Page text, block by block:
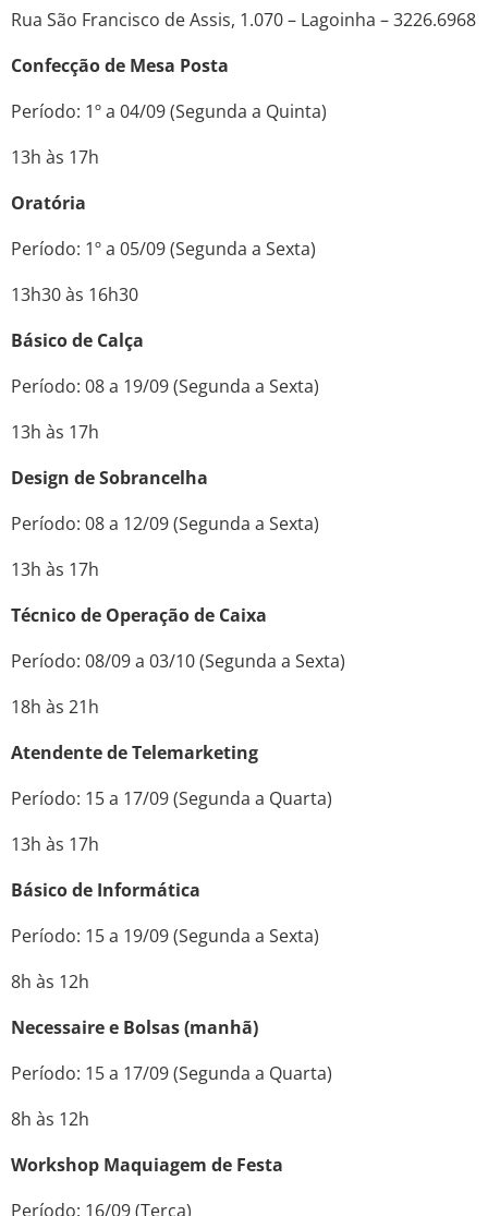
Rua São Francisco de Assis, 1.070 – Lagoinha – 3226.6968
Confecção de Mesa Posta
Período: 1º a 04/09 (Segunda a Quinta)
13h às 17h
Oratória
Período: 1º a 05/09 (Segunda a Sexta)
13h30 às 16h30
Básico de Calça
Período: 08 a 19/09 (Segunda a Sexta)
13h às 17h
Design de Sobrancelha
Período: 08 a 12/09 (Segunda a Sexta)
13h às 17h
Técnico de Operação de Caixa
Período: 08/09 a 03/10 (Segunda a Sexta)
18h às 21h
Atendente de Telemarketing
Período: 15 a 17/09 (Segunda a Quarta)
13h às 17h
Básico de Informática
Período: 15 a 19/09 (Segunda a Sexta)
8h às 12h
Necessaire e Bolsas (manhã)
Período: 15 a 17/09 (Segunda a Quarta)
8h às 12h
Workshop Maquiagem de Festa
Período: 16/09 (Terça)